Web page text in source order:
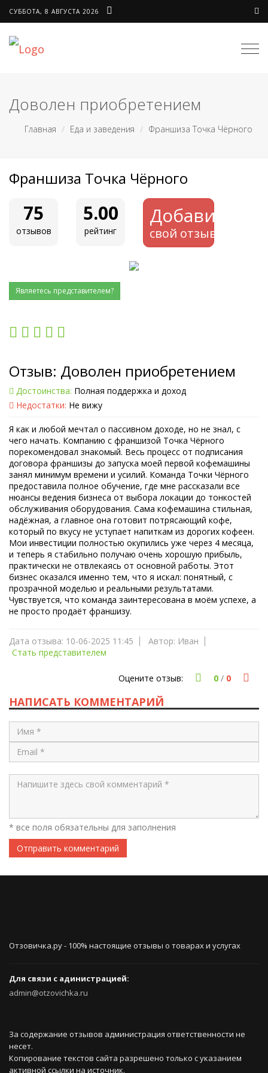
СУББОТА, 8 АВГУСТА 2026
Доволен приобретением
Главная Еда и заведения Франшиза Точка Чёрного
Франшиза Точка Чёрного
75
отзывов
5.00
рейтинг
Добавить
свой отзыв
Являетесь представителем?
Отзыв: Доволен приобретением
Достоинства: Полная поддержка и доход
Недостатки: Не вижу
Я как и любой мечтал о пассивном доходе, но не знал, с
чего начать. Компанию с франшизой Точка Чёрного
порекомендовал знакомый. Весь процесс от подписания
договора франшизы до запуска моей первой кофемашины
занял минимум времени и усилий. Команда Точки Чёрного
предоставила полное обучение, где мне рассказали все
нюансы ведения бизнеса от выбора локации до тонкостей
обслуживания оборудования. Сама кофемашина стильная,
надёжная, а главное она готовит потрясающий кофе,
который по вкусу не уступает напиткам из дорогих кофеен.
Мои инвестиции полностью окупились уже через 4 месяца,
и теперь я стабильно получаю очень хорошую прибыль,
практически не отвлекаясь от основной работы. Этот
бизнес оказался именно тем, что я искал: понятный, с
прозрачной моделью и реальными результатами.
Чувствуется, что команда заинтересована в моём успехе, а
не просто продаёт франшизу.
Дата отзыва: 10-06-2025 11:45
Автор: Иван
Стать представителем
Оцените отзыв: 0 / 0
НАПИСАТЬ КОММЕНТАРИЙ
* все поля обязательны для заполнения
Отправить комментарий
Отзовичка.ру - 100% настоящие отзывы о товарах и услугах
Для связи с адинистрацией:
admin@otzovichka.ru
За содержание отзывов администрация ответственности не
несет.
Копирование текстов сайта разрешено только с указанием
активной ссылки на источник.